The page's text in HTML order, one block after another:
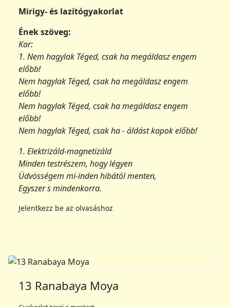
előbb!
Nem hagylak Téged, csak ha megáldasz engem
előbb!
Nem hagylak Téged, csak ha megáldasz engem
előbb!
Nem hagylak Téged, csak ha - áldást kapok előbb!
1. Elektrizáld-magnetizáld
Minden testrészem, hogy légyen
Üdvösségem mi-inden hibától menten,
Egyszer s mindenkorra.
Jelentkezz be az olvasáshoz
Gyakorlat teszi a mestert
az Isten legmagasabb, örök szeretetét jelenti,